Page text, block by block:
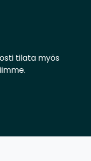
tilata myös